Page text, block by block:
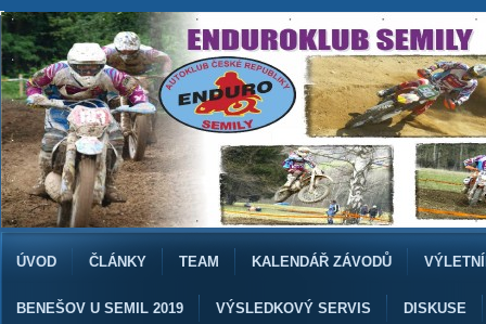
ÚVOD ČLÁNKY TEAM KALENDÁŘ ZÁVODŮ
BENEŠOV U SEMIL 2019 VÝSLEDKOVÝ SERVIS DISKUSE